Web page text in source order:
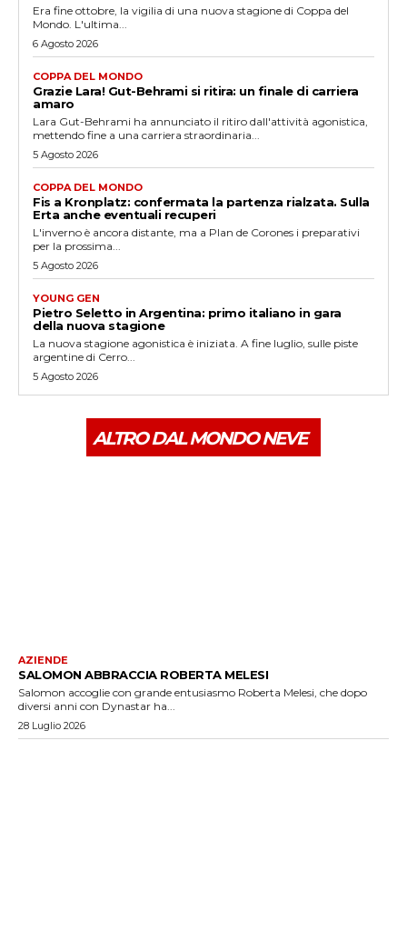
Era fine ottobre, la vigilia di una nuova stagione di Coppa del
Mondo. L'ultima...
6 Agosto 2026
COPPA DEL MONDO
Grazie Lara! Gut-Behrami si ritira: un finale di carriera
amaro
Lara Gut-Behrami ha annunciato il ritiro dall'attività agonistica,
mettendo fine a una carriera straordinaria...
5 Agosto 2026
COPPA DEL MONDO
Fis a Kronplatz: confermata la partenza rialzata. Sulla
Erta anche eventuali recuperi
L'inverno è ancora distante, ma a Plan de Corones i preparativi
per la prossima...
5 Agosto 2026
YOUNG GEN
Pietro Seletto in Argentina: primo italiano in gara
della nuova stagione
La nuova stagione agonistica è iniziata. A fine luglio, sulle piste
argentine di Cerro...
5 Agosto 2026
ALTRO DAL MONDO NEVE
AZIENDE
SALOMON ABBRACCIA ROBERTA MELESI
Salomon accoglie con grande entusiasmo Roberta Melesi, che dopo
diversi anni con Dynastar ha...
28 Luglio 2026